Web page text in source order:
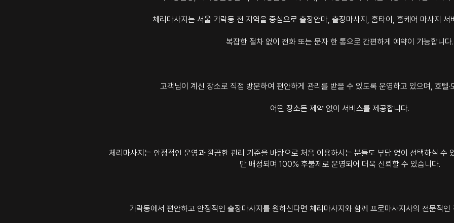
체리마사지는 서울 가락동 전 지역을 중심으로 출장안마, 출장마사지, 홈타이, 홈케어 마사지 서
복잡한 절차 없이 전화 또는 문자 한 통으로 간편하게 예약이 가능합니다.
고객님이 계신 장소로 직접 방문하여 편안하게 관리를 받을 수 있도록 운영하고 있으며, 호텔·
어떤 장소든 제약 없이 서비스를 제공합니다.
체리마사지는 안정적인 운영과 깔끔한 관리 기준을 바탕으로 처음 이용하시는 분들도 부담 없이 선택하실 수
만 배정되며 100% 후불제로 운영되어 더욱 신뢰할 수 있습니다.
가락동에서 편안하고 안정적인 출장마사지를 원하신다면 체리마사지와 함께 프로마사지사의 전문적